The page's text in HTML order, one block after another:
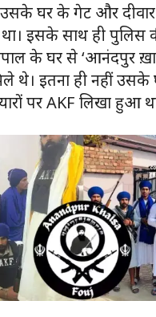
घर के गेट और दीवार
था। इसके साथ ही पुलिस
के घर से ‘आनंदपुर
थे। इतना ही नहीं उसके
पर AKF लिखा हुआ